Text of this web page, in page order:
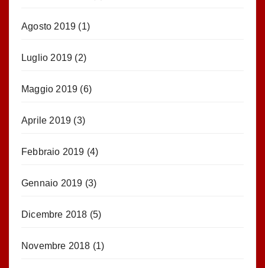
Agosto 2019 (1)
Luglio 2019 (2)
Maggio 2019 (6)
Aprile 2019 (3)
Febbraio 2019 (4)
Gennaio 2019 (3)
Dicembre 2018 (5)
Novembre 2018 (1)